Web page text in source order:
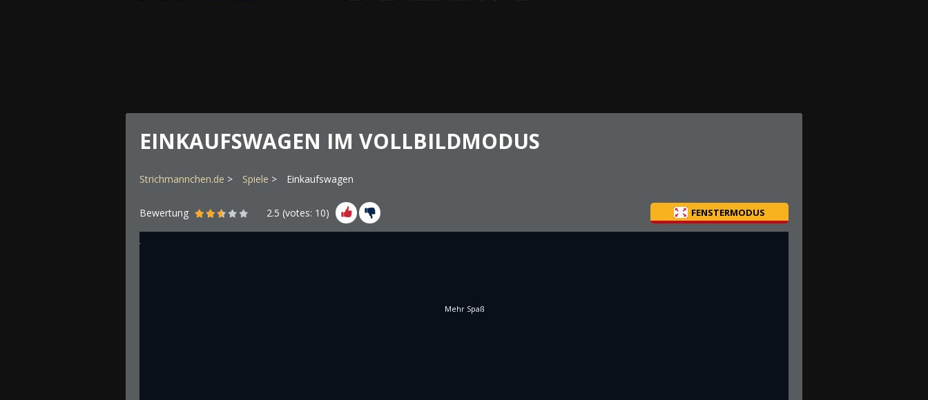
EINKAUFSWAGEN IM VOLLBILDMODUS
Strichmannchen.de Spiele Einkaufswagen
Bewertung 2.5 (votes: 10) FENSTERMODUS
Mehr Spaß